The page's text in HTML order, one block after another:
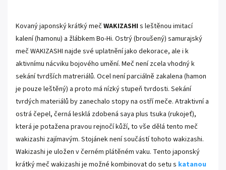
Kovaný japonský krátký mečWAKIZASHI s leštěnou imitací
kalení (hamonu) a žlábkem Bo-Hi. Ostrý (broušený) samurajský
meč WAKIZASHI najde své uplatnění jako dekorace, ale i k
aktivnímu nácviku bojového umění. Meč není zcela vhodný k
sekání tvrdších matreriálů. Ocel není parciálně zakalena (hamon
je pouze leštěný) a proto má nízký stupeň tvrdosti. Sekání
tvrdých materiálů by zanechalo stopy na ostří meče. Atraktivní a
ostrá čepel, černá lesklá zdobená saya plus tsuka (rukojeť),
která je potažena pravou rejnočí kůží, to vše dělá tento meč
wakizashi zajímavým. Stojánek není součástí tohoto wakizashi.
Wakizashi je uložen v černém plátěném vaku. Tento japonský
krátký meč wakizashi je možné kombinovat do setu s katanou